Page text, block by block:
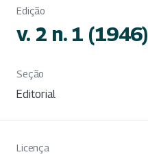
Edição
v. 2 n. 1 (1946)
Seção
Editorial
Licença